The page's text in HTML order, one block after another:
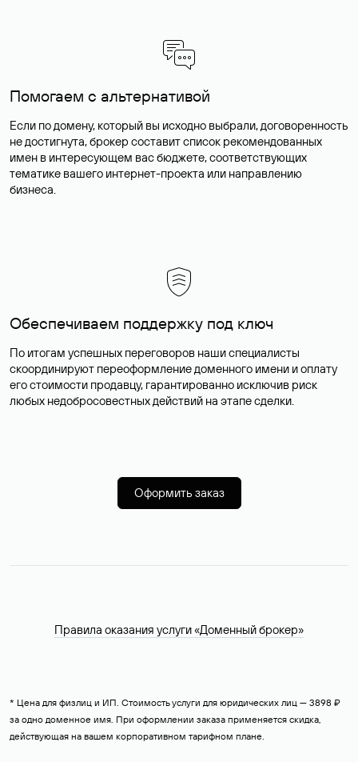
Помогаем с альтернативой
Если по домену, который вы исходно выбрали, договоренность
не достигнута, брокер составит список рекомендованных
имен в интересующем вас бюджете, соответствующих
тематике вашего интернет-проекта или направлению
бизнеса.
Обеспечиваем поддержку под ключ
По итогам успешных переговоров наши специалисты
скоординируют переоформление доменного имени и оплату
его стоимости продавцу, гарантированно исключив риск
любых недобросовестных действий на этапе сделки.
Оформить заказ
Правила оказания услуги «Доменный брокер»
* Цена для физлиц и ИП. Стоимость услуги для юридических лиц — 3898 ₽
за одно доменное имя. При оформлении заказа применяется скидка,
действующая на вашем корпоративном тарифном плане.